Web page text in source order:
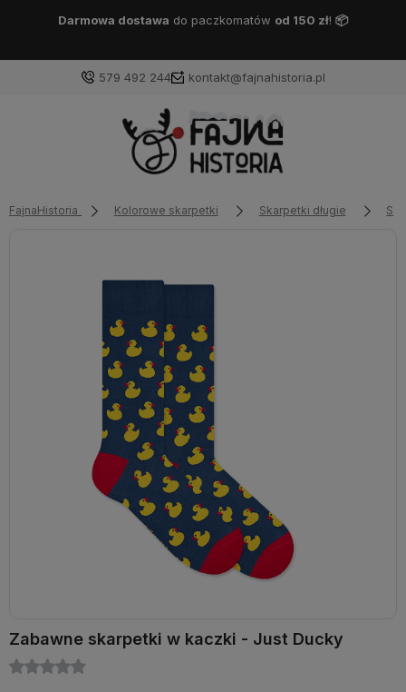
Darmowa dostawaDPD Pickupod 150 zł!📦
579 492 244 kontakt@fajnahistoria.pl
FajnaHistoria Kolorowe skarpetki Skarpetki długie
Zabawne skarpetki w kaczki - Just Ducky